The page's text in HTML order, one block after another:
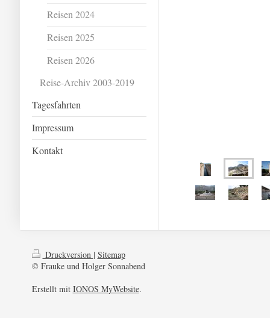
Reisen 2024
Reisen 2025
Reisen 2026
Reise-Archiv 2003-2019
Tagesfahrten
Impressum
Kontakt
Druckversion | Sitemap
© Frauke und Holger Sonnabend
Erstellt mit IONOS MyWebsite.